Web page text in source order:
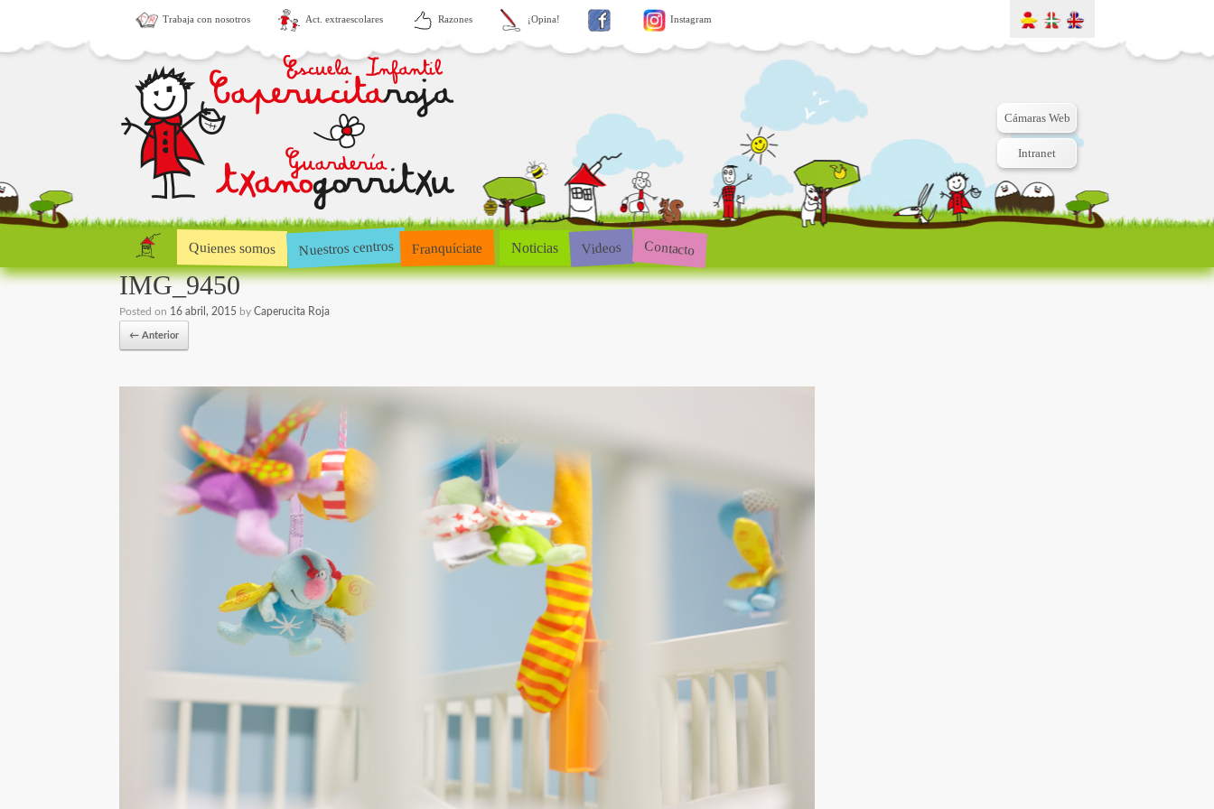
Trabaja con nosotros Act. extraescolares Razones ¡Opina! Instagram
Cámaras Web
Intranet
Quienes somos Nuestros centros Franquíciate Noticias Videos Contacto
IMG_9450
Posted on 16 abril, 2015 by Caperucita Roja
← Anterior